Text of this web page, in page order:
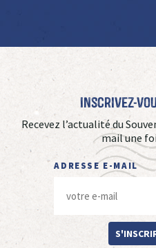
Inscrivez-
Recevez l’actualité du
mail une
ADRESSE E-MAIL